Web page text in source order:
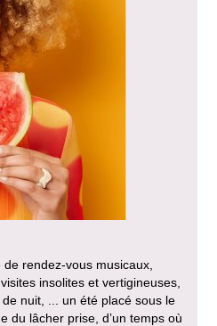
rendez-vous musicaux,
insolites et vertigineuses,
nuit, ... un été placé sous le
du lâcher prise, d’un temps où